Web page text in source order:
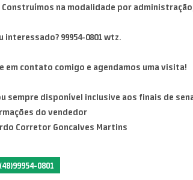
Construímos na modalidade por
interessado? 99954-0801 wtz.
em contato comigo e agendamos uma visita!
sempre disponível inclusive aos finais de
do vendedor
Corretor Goncalves Martins
0801